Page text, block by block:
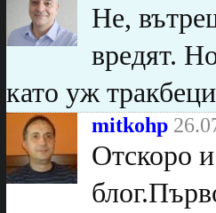
Не,
вредят.
като уж
mitkohp
Отскоро